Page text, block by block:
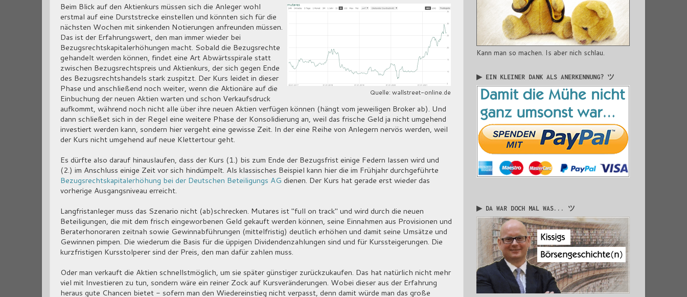
Quelle: wallstreet-online.de
Beim Blick auf den Aktienkurs müssen sich die Anleger wohl
erstmal auf eine Durststrecke einstellen und könnten sich für die
nächsten Wochen mit sinkenden Notierungen anfreunden müssen.
Das ist der Erfahrungswert, den man immer wieder bei
Bezugsrechtskapitalerhöhungen macht. Sobald die Bezugsrechte
gehandelt werden können, findet eine Art Abwärtsspirale statt
zwischen Bezugsrechtspreis und Aktienkurs, der sich gegen Ende
des Bezugsrechtshandels stark zuspitzt. Der Kurs leidet in dieser
Phase und anschließend noch weiter, wenn die Aktionäre auf die
Einbuchung der neuen Aktien warten und schon Verkaufsdruck
aufkommt, während noch nicht alle über ihre neuen Aktien verfügen können (hängt vom jeweiligen Broker ab). Und
dann schließet sich in der Regel eine weitere Phase der Konsolidierung an, weil das frische Geld ja nicht umgehend
investiert werden kann, sondern hier vergeht eine gewisse Zeit. In der eine Reihe von Anlegern nervös werden, weil
der Kurs nicht umgehend auf neue Klettertour geht.
Es dürfte also darauf hinauslaufen, dass der Kurs (1.) bis zum Ende der Bezugsfrist einige Federn lassen wird und
(2.) im Anschluss einige Zeit vor sich hindümpelt. Als klassisches Beispiel kann hier die im Frühjahr durchgeführte
Bezugsrechtskapitalerhöhung bei der Deutschen Beteiligungs AG dienen. Der Kurs hat gerade erst wieder das
vorherige Ausgangsniveau erreicht.
Langfristanleger muss das Szenario nicht (ab)schrecken. Mutares ist "full on track" und wird durch die neuen
Beteiligungen, die mit dem frisch eingeworbenen Geld gekauft werden können, seine Einnahmen aus Provisionen und
Beraterhonoraren zeitnah sowie Gewinnabführungen (mittelfristig) deutlich erhöhen und damit seine Umsätze und
Gewinnen pimpen. Die wiederum die Basis für die üppigen Dividendenzahlungen sind und für Kurssteigerungen. Die
kurzfristigen Kursstolperer sind der Preis, den man dafür zahlen muss.
Oder man verkauft die Aktien schnellstmöglich, um sie später günstiger zurückzukaufen. Das hat natürlich nicht mehr
viel mit Investieren zu tun, sondern wäre ein reiner Zock auf Kursveränderungen. Wobei dieser aus der Erfahrung
heraus gute Chancen bietet - sofern man den Wiedereinstieg nicht verpasst, denn damit würde man das große
Kann man so machen. Is aber nich schlau.
▶ EIN KLEINER DANK ALS ANERKENNUNG? ツ
▶ DA WAR DOCH MAL WAS... ツ